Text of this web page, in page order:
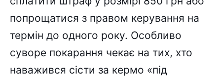
попрощатися з правом керування на
термін до одного року. Особливо
суворе покарання чекає на тих, хто
наважився сісти за кермо «під